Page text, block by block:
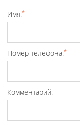
Имя:*
Номер телефона:*
Комментарий: